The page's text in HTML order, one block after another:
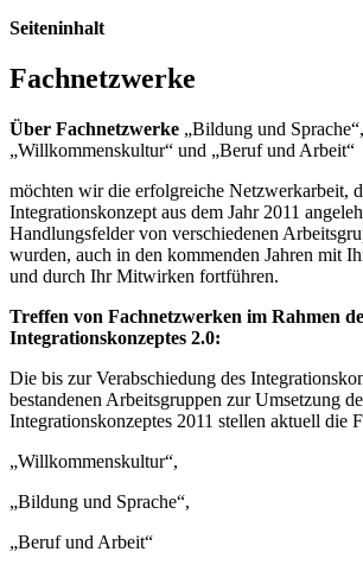
Seiteninhalt
Fachnetzwerke
Über Fachnetzwerke „Bildung und Sprache“,
„Willkommenskultur“ und „Beruf und Arbeit“
möchten wir die erfolgreiche Netzwerkarbeit,
Integrationskonzept aus dem Jahr 2011
Handlungsfelder von verschiedenen
wurden, auch in den kommenden Jahren mit
und durch Ihr Mitwirken fortführen.
Treffen von Fachnetzwerken im Rahmen
Integrationskonzeptes 2.0:
Die bis zur Verabschiedung des
bestandenen Arbeitsgruppen zur Umsetzung
Integrationskonzeptes 2011 stellen aktuell die
„Willkommenskultur“,
„Bildung und Sprache“,
„Beruf und Arbeit“